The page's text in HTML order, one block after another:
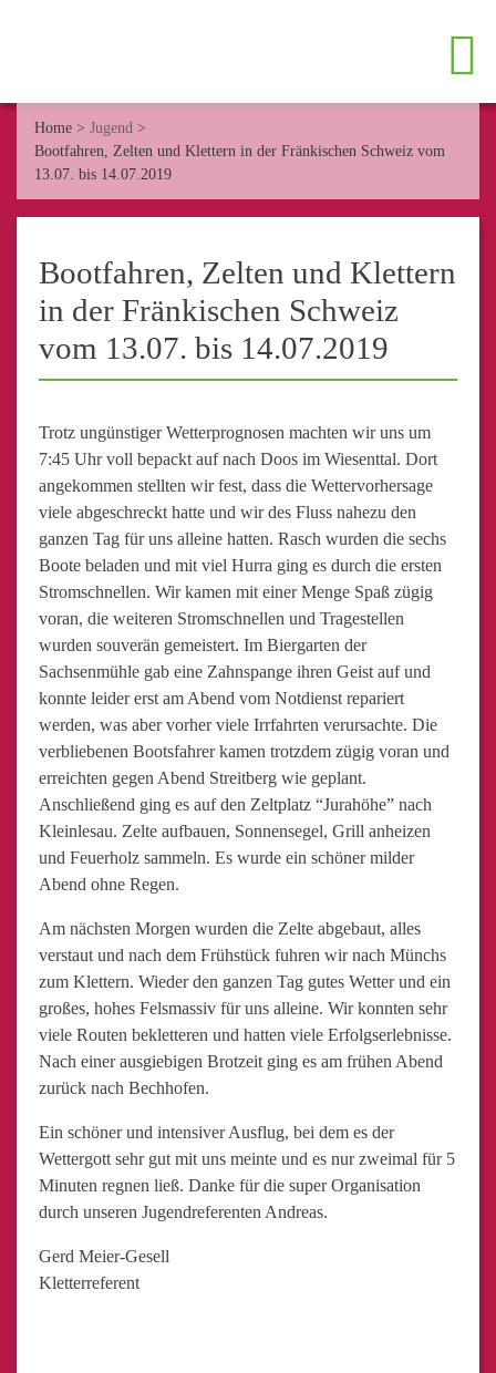
Home > Jugend >
Bootfahren, Zelten und Klettern in der Fränkischen Schweiz vom
13.07. bis 14.07.2019
Bootfahren, Zelten und Klettern
in der Fränkischen Schweiz
vom 13.07. bis 14.07.2019
Trotz ungünstiger Wetterprognosen machten wir uns um
7:45 Uhr voll bepackt auf nach Doos im Wiesenttal. Dort
angekommen stellten wir fest, dass die Wettervorhersage
viele abgeschreckt hatte und wir des Fluss nahezu den
ganzen Tag für uns alleine hatten. Rasch wurden die sechs
Boote beladen und mit viel Hurra ging es durch die ersten
Stromschnellen. Wir kamen mit einer Menge Spaß zügig
voran, die weiteren Stromschnellen und Tragestellen
wurden souverän gemeistert. Im Biergarten der
Sachsenmühle gab eine Zahnspange ihren Geist auf und
konnte leider erst am Abend vom Notdienst repariert
werden, was aber vorher viele Irrfahrten verursachte. Die
verbliebenen Bootsfahrer kamen trotzdem zügig voran und
erreichten gegen Abend Streitberg wie geplant.
Anschließend ging es auf den Zeltplatz “Jurahöhe” nach
Kleinlesau. Zelte aufbauen, Sonnensegel, Grill anheizen
und Feuerholz sammeln. Es wurde ein schöner milder
Abend ohne Regen.
Am nächsten Morgen wurden die Zelte abgebaut, alles
verstaut und nach dem Frühstück fuhren wir nach Münchs
zum Klettern. Wieder den ganzen Tag gutes Wetter und ein
großes, hohes Felsmassiv für uns alleine. Wir konnten sehr
viele Routen bekletteren und hatten viele Erfolgserlebnisse.
Nach einer ausgiebigen Brotzeit ging es am frühen Abend
zurück nach Bechhofen.
Ein schöner und intensiver Ausflug, bei dem es der
Wettergott sehr gut mit uns meinte und es nur zweimal für 5
Minuten regnen ließ. Danke für die super Organisation
durch unseren Jugendreferenten Andreas.
Gerd Meier-Gesell
Kletterreferent